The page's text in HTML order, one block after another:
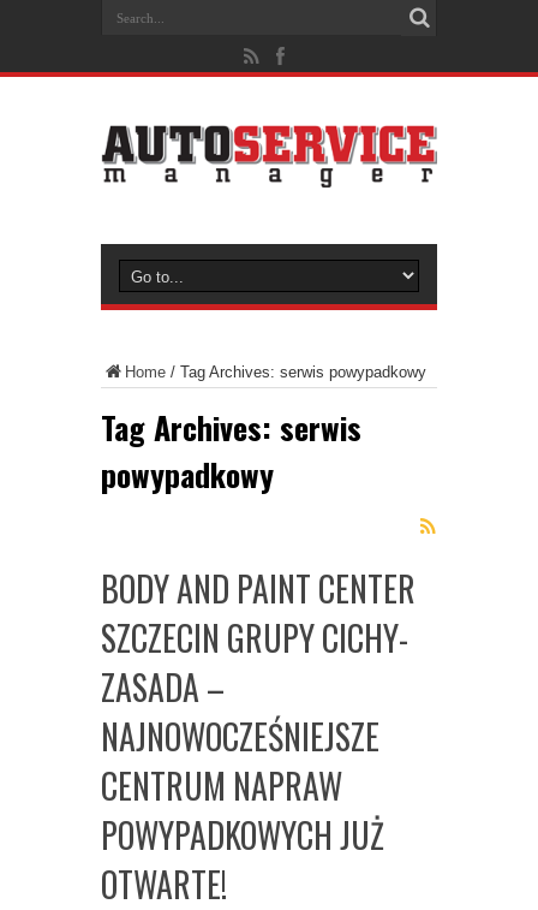
Home / Tag Archives: serwis powypadkowy
Tag Archives: serwis
powypadkowy
BODY AND PAINT CENTER
SZCZECIN GRUPY CICHY-
ZASADA –
NAJNOWOCZEŚNIEJSZE
CENTRUM NAPRAW
POWYPADKOWYCH JUŻ
OTWARTE!